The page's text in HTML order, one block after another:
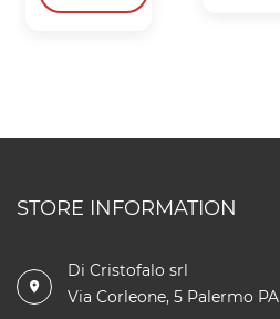
STORE INFORMATION
Di Cristofalo srl
Via Corleone, 5 Palermo PA